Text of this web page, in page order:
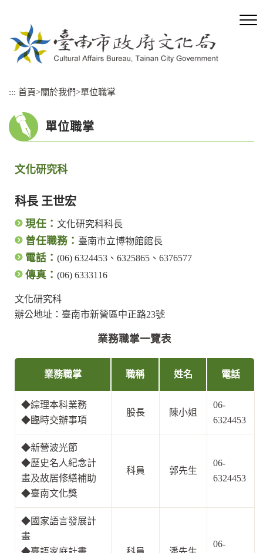
::: 首頁>關於我們>單位職掌
單位職掌
文化研究科
科長 王世宏
現任： 文化研究科科長
曾任職務： 臺南市立博物館館長
電話： (06) 6324453、6325865、6376577
傳真： (06) 6333116
文化研究科
辦公地址：臺南市新營區中正路23號
業務職掌一覽表
業務職掌 職稱 姓名 電話
◆綜理本科業務
◆臨時交辦事項
股長 陳小姐
06-
6324453
◆新營波光節
◆歷史名人紀念計
畫及故居修繕補助
◆臺南文化獎
科員 郭先生
06-
6324453
◆國家語言發展計
畫
06-